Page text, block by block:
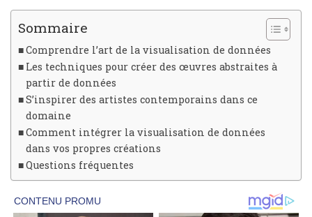
Sommaire
Comprendre l’art de la visualisation de données
Les techniques pour créer des œuvres abstraites à
partir de données
S’inspirer des artistes contemporains dans ce
domaine
Comment intégrer la visualisation de données
dans vos propres créations
Questions fréquentes